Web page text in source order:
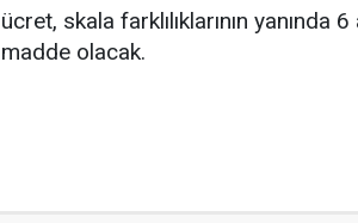
ücret, skala farklılıklarının yanında
madde olacak.